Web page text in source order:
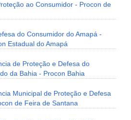
ao Consumidor - Procon de
do Consumidor do Amapá -
Estadual do Amapá
de Proteção e Defesa do
da Bahia - Procon Bahia
Municipal de Proteção e Defesa
de Feira de Santana